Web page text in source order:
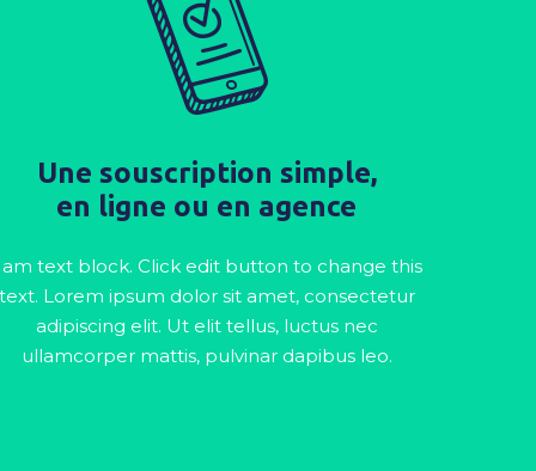
Une souscription simple,
en ligne ou en agence
am text block. Click edit button to change this
text. Lorem ipsum dolor sit amet, consectetur
adipiscing elit. Ut elit tellus, luctus nec
ullamcorper mattis, pulvinar dapibus leo.